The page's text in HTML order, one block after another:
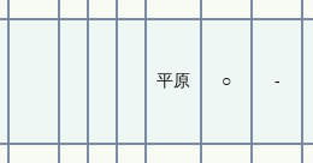
平原 ○ -